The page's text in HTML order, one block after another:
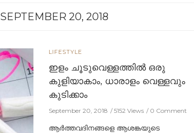
SEPTEMBER 20, 2018
LIFESTYLE
ഇളം ചൂടുവെള്ളത്തില്‍ ഒരു
കുളിയാകാം, ധാരാളം വെള്ളവും
കുടിക്കാം
September 20, 2018 5152 Views 0 Comment
ആര്‍ത്തവദിനങ്ങളെ ആശങ്കയുടെ